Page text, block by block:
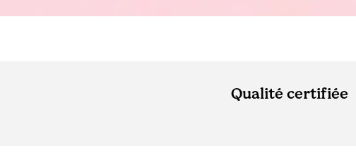
Qualité certifiée